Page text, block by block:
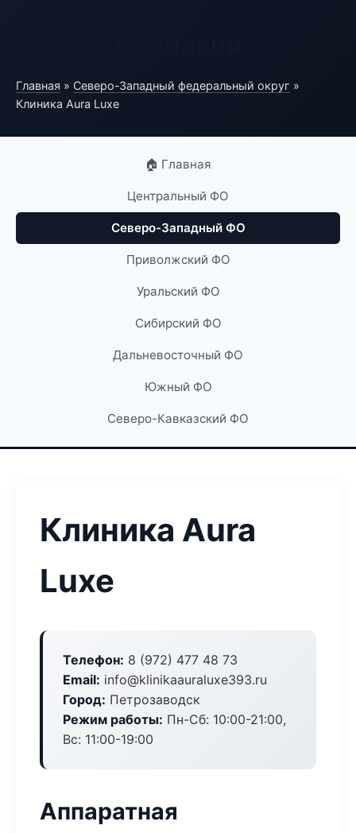
Главная » Северо-Западный федеральный округ »
Клиника Aura Luxe
🏠 Главная
Центральный ФО
Северо-Западный ФО
Приволжский ФО
Уральский ФО
Сибирский ФО
Дальневосточный ФО
Южный ФО
Северо-Кавказский ФО
Клиника Aura
Luxe
Телефон: 8 (972) 477 48 73
Email: info@klinikaauraluxe393.ru
Город: Петрозаводск
Режим работы: Пн-Сб: 10:00-21:00,
Вс: 11:00-19:00
Аппаратная